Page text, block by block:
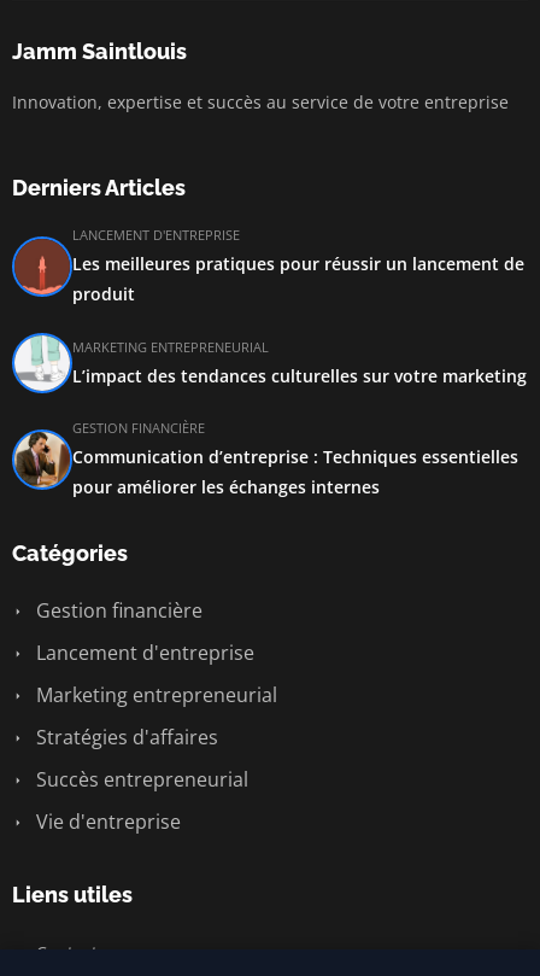
Jamm Saintlouis
Innovation, expertise et succès au service de votre entreprise
Derniers Articles
LANCEMENT D'ENTREPRISE
Les meilleures pratiques pour réussir un lancement de
produit
MARKETING ENTREPRENEURIAL
L’impact des tendances culturelles sur votre marketing
GESTION FINANCIÈRE
Communication d’entreprise : Techniques essentielles
pour améliorer les échanges internes
Catégories
Gestion financière
Lancement d'entreprise
Marketing entrepreneurial
Stratégies d'affaires
Succès entrepreneurial
Vie d'entreprise
Liens utiles
Contact